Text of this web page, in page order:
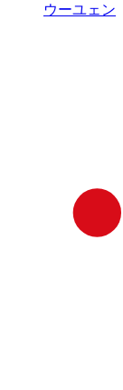
ウーユェン